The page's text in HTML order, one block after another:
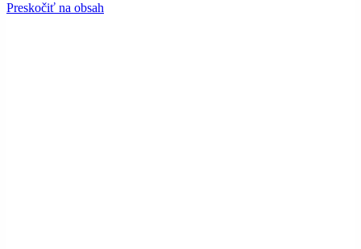
Preskočiť na obsah